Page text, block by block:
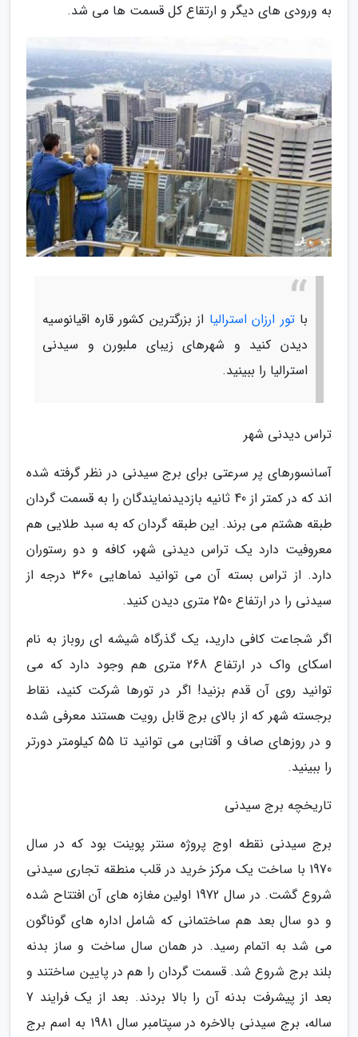
به ورودی های دیگر و ارتقاع کل قسمت ها می شد.
باتور ارزان استرالیا از بزرگترین کشور قاره اقیانوسیه
دیدن کنید و شهرهای زیبای ملبورن و سیدنی
استرالیا را ببینید.
تراس دیدنی شهر
آسانسورهای پر سرعتی برای برج سیدنی در نظر گرفته شده
اند که در کمتر از 40 ثانیه بازدیدنمایندگان را به قسمت گردان
طبقه هشتم می برند. این طبقه گردان که به سبد طلایی هم
معروفیت دارد یک تراس دیدنی شهر، کافه و دو رستوران
دارد. از تراس بسته آن می توانید نماهایی 360 درجه از
سیدنی را در ارتفاع 250 متری دیدن کنید.
اگر شجاعت کافی دارید، یک گذرگاه شیشه ای روباز به نام
اسکای واک در ارتفاع 268 متری هم وجود دارد که می
توانید روی آن قدم بزنید! اگر در تورها شرکت کنید، نقاط
برجسته شهر که از بالای برج قابل رویت هستند معرفی شده
و در روزهای صاف و آفتابی می توانید تا 55 کیلومتر دورتر
را ببینید.
تاریخچه برج سیدنی
برج سیدنی نقطه اوج پروژه سنتر پوینت بود که در سال
1970 با ساخت یک مرکز خرید در قلب منطقه تجاری سیدنی
شروع گشت. در سال 1972 اولین مغازه های آن افتتاح شده
و دو سال بعد هم ساختمانی که شامل اداره های گوناگون
می شد به اتمام رسید. در همان سال ساخت و ساز بدنه
بلند برج شروع شد. قسمت گردان را هم در پایین ساختند و
بعد از پیشرفت بدنه آن را بالا بردند. بعد از یک فرایند 7
ساله، برج سیدنی بالاخره در سپتامبر سال 1981 به اسم برج